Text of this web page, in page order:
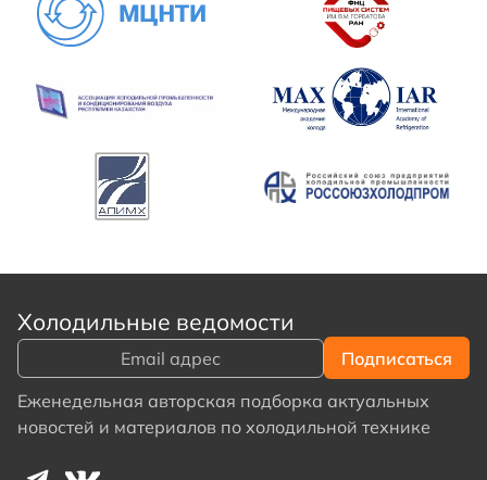
Холодильные ведомости
Еженедельная авторская подборка актуальных
новостей и материалов по холодильной технике